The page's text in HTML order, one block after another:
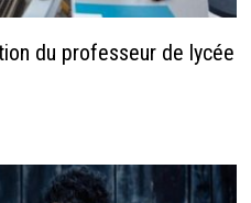
du professeur de lycée